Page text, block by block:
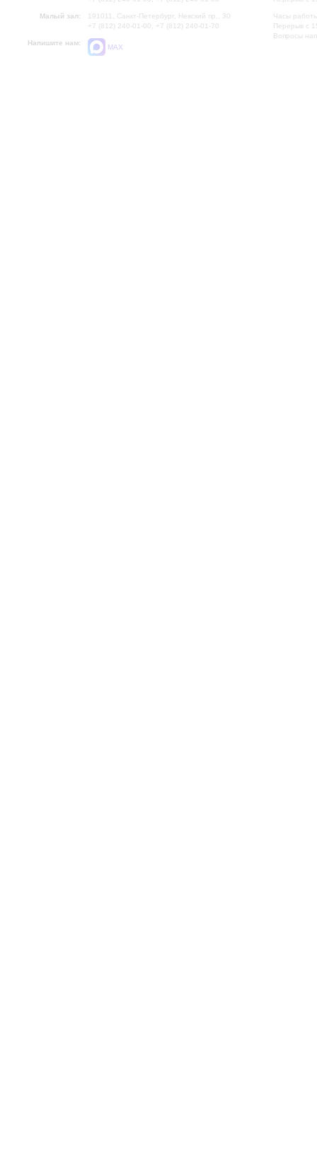
Малый зал:
191011, Санкт-Петербург, Невский пр., 30
+7 (812) 240-01-00, +7 (812) 240-01-70
Напишите нам:
MAX
Часы
Перерыв с
Вопросы